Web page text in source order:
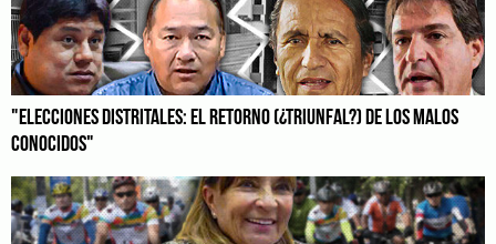
"ELECCIONES DISTRITALES: EL RETORNO (¿TRIUNFAL?) DE LOS MALOS
CONOCIDOS"